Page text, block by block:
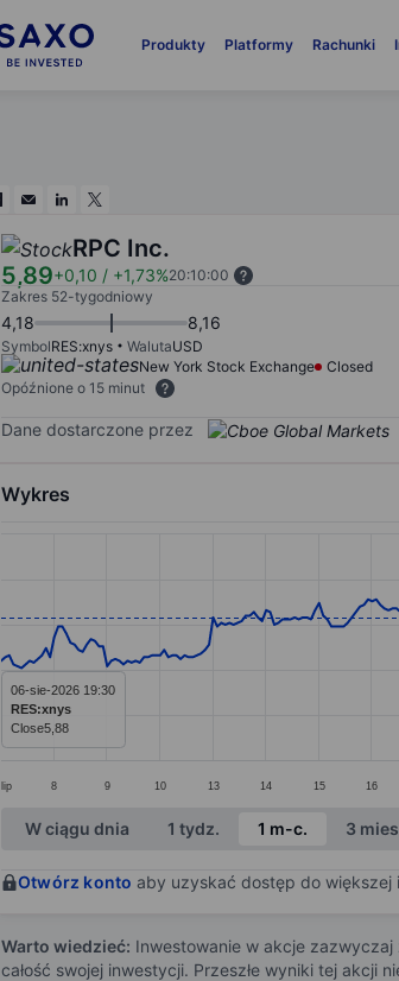
Produkty Platformy Rachunki
RPC Inc.
5,89+0,10 / +1,73%20:10:00
Zakres 52-tygodniowy
4,18 8,16
SymbolRES:xnys WalutaUSD
New York Stock Exchange
Closed
Opóźnione o 15 minut
Dane dostarczone przez
Wykres
The chart has 1 X axis displaying
The chart has 1 Y axis displaying values.
lip 8 9 10 13 14 15 16
06-sie-2026 19:30
RES:xnys
Close5,88
End of interactive chart.
W ciągu dnia 1 tydz. 1 m-c. 3
Otwórz konto aby uzyskać dostęp do większej
Warto wiedzieć: Inwestowanie w akcje
całość swojej inwestycji. Przeszłe wyniki tej akcji